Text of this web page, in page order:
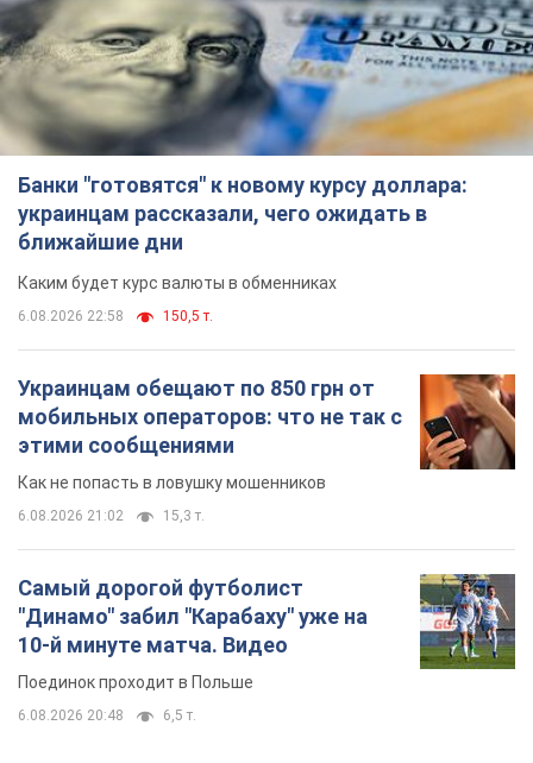
Банки "готовятся" к новому курсу доллара:
украинцам рассказали, чего ожидать в
ближайшие дни
Каким будет курс валюты в обменниках
6.08.2026 22:58 150,5 т.
Украинцам обещают по 850 грн от
мобильных операторов: что не так с
этими сообщениями
Как не попасть в ловушку мошенников
6.08.2026 21:02 15,3 т.
Самый дорогой футболист
"Динамо" забил "Карабаху" уже на
10-й минуте матча. Видео
Поединок проходит в Польше
6.08.2026 20:48 6,5 т.